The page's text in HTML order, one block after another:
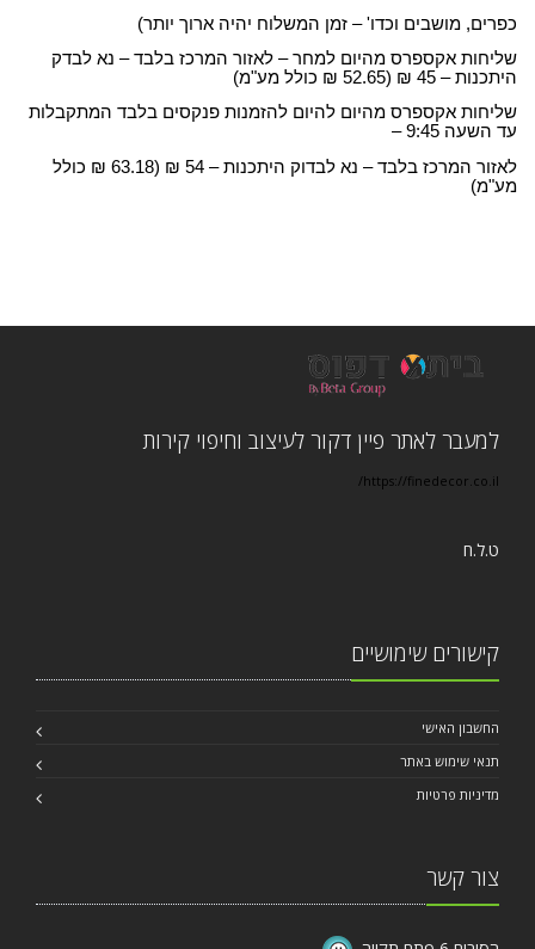
כפרים, מושבים וכדו' – זמן המשלוח יהיה ארוך יותר)
שליחות אקספרס מהיום למחר – לאזור המרכז בלבד – נא לבדק
היתכנות – 45 ₪ (52.65 ₪ כולל מע"מ)
שליחות אקספרס מהיום להיום להזמנות פנקסים בלבד המתקבלות
עד השעה 9:45 –
לאזור המרכז בלבד – נא לבדוק היתכנות – 54 ₪ (63.18 ₪ כולל
מע"מ)
למעבר לאתר פיין דקור לעיצוב וחיפוי קירות
https://finedecor.co.il/
ט.ל.ח
קישורים שימושיים
החשבון האישי
תנאי שימוש באתר
מדיניות פרטיות
צור קשר